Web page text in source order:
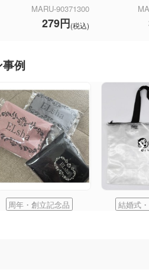
MARU-90371300
279円(税込)
例
周年・創立記念品 結婚式